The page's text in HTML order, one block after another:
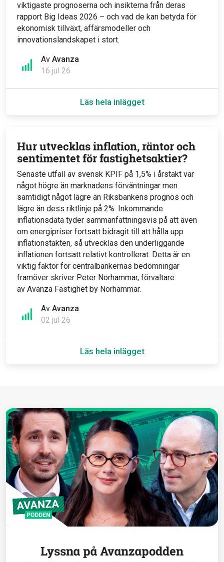
Av Avanza
16 jul 26
viktigaste prognoserna och insikterna från deras
rapport Big Ideas 2026 – och vad de kan betyda för
ekonomisk tillväxt, affärsmodeller och
innovationslandskapet i stort.
Läs hela inlägget
Av Avanza
02 jul 26
Hur utvecklas inflation, räntor och
sentimentet för fastighetsaktier?
Senaste utfall av svensk KPIF på 1,5% i årstakt var
något högre än marknadens förväntningar men
samtidigt något lägre än Riksbankens prognos och
lägre än dess riktlinje på 2%. Inkommande
inflationsdata tyder sammanfattningsvis på att även
om energipriser fortsatt bidragit till att hålla upp
inflationstakten, så utvecklas den underliggande
inflationen fortsatt relativt kontrollerat. Detta är en
viktig faktor för centralbankernas bedömningar
framöver skriver Peter Norhammar, förvaltare
av Avanza Fastighet by Norhammar.
Läs hela inlägget
Lyssna på Avanzapodden